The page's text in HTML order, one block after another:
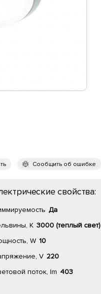
Сообщить об ошибке
свойства:
Да
К 3000 (теплый свет)
W 10
V 220
поток, lm 403